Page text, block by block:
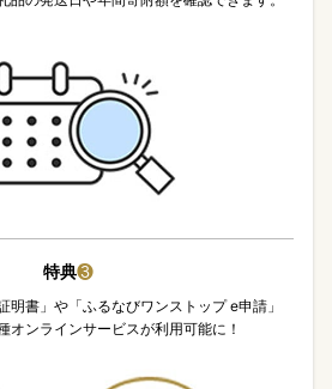
特典❸
明書」や「ふるなびワンストップ e申請」
オンラインサービスが利用可能に！